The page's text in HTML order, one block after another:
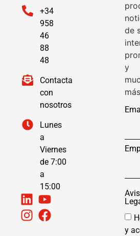
+34
958
46
88
48
Contacta
con
nosotros
Lunes
a
Viernes
de 7:00
a
15:00
de
y
y